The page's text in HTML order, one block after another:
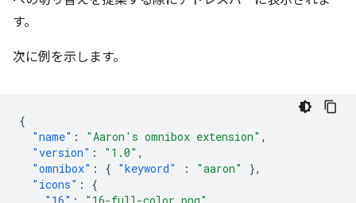
す。
次に例を示します。
{
"name" : "Aaron's omnibox extension" ,
"version" : "1.0" ,
"omnibox" : { "keyword" : "aaron"
},
"icons" :
{